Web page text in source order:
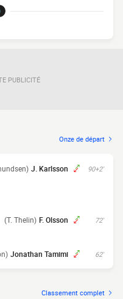
PUBLICITÉ
Onze de départ
90+2'
J. Karlsson
72'
F. Olsson
(T. Thelin)
62'
Jonathan Tamimi
Classement complet